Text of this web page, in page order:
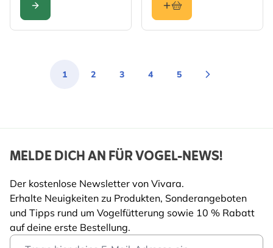
KONFIGURIEREN
Sie lesen gerade die Seite
1 Seite
2 Seite
3 Seite
4 Seite
5
MELDE DICH AN FÜR VOGEL-NEWS!
Der kostenlose Newsletter von Vivara.
Erhalte Neuigkeiten zu Produkten, Sonderangeboten
und Tipps rund um Vogelfütterung sowie 10 % Rabatt
auf deine erste Bestellung.
Email Address